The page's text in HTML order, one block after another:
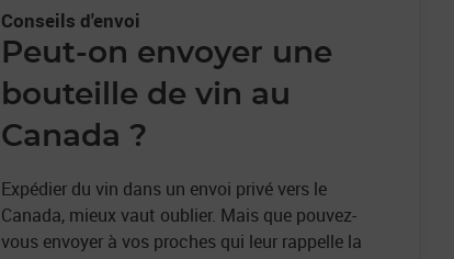
Conseils d'envoi
Peut-on envoyer une
bouteille de vin au
Canada ?
Expédier du vin dans un envoi privé vers le
Canada, mieux vaut oublier. Mais que pouvez-
vous envoyer à vos proches qui leur rappelle la